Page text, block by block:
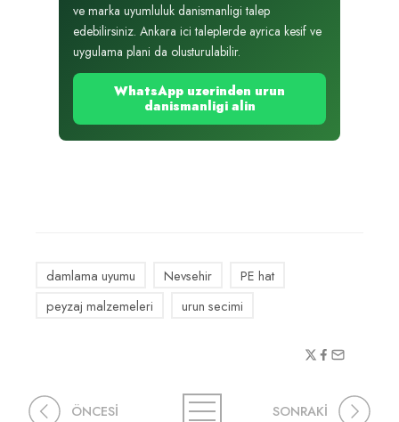
ve marka uyumluluk danismanligi talep
edebilirsiniz. Ankara ici taleplerde ayrica kesif ve
uygulama plani da olusturulabilir.
WhatsApp uzerinden urun
danismanligi alin
damlama uyumu Nevsehir
PE hat
peyzaj malzemeleri
urun secimi
ÖNCESİ SONRAKİ